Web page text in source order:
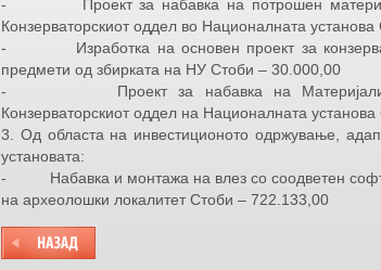
- Проект за набавка на потрошен
Конзерваторскиот оддел во Националната
- Изработка на основен проект за
предмети од збирката на НУ Стоби – 30.000,00
- Проект за набавка на Материјали и
Конзерваторскиот оддел на Националната
3. Од областа на инвестиционото одржување,
установата:
- Набавка и монтажа на влез со соодветен
на археолошки локалитет Стоби – 722.133,00